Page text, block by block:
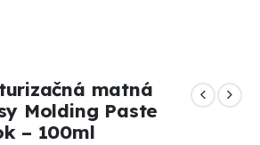
matná
Molding Paste
– 100ml